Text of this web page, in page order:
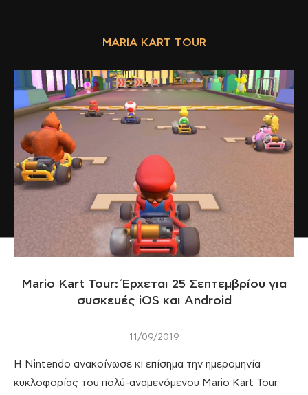
MARIA KART TOUR
Mario Kart Tour: Έρχεται 25 Σεπτεμβρίου για
συσκευές iOS και Android
11/09/2019
Η Nintendo ανακοίνωσε κι επίσημα την ημερομηνία
κυκλοφορίας του πολύ-αναμενόμενου Mario Kart Tour